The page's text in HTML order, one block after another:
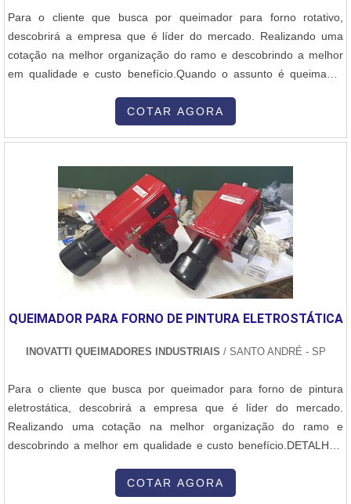
Para o cliente que busca por queimador para forno rotativo,
descobrirá a empresa que é líder do mercado. Realizando uma
cotação na melhor organização do ramo e descobrindo a melhor
em qualidade e custo benefício.Quando o assunto é queimador
encontrar proteção com soluções para estufas, fornos e
caldeiras.MAIS INFORMAÇÕES SOBRE QUEIMADOR PARA
COTAR AGORA
QUEIMADOR PARA FORNO DE PINTURA ELETROSTÁTICA
INOVATTI QUEIMADORES INDUSTRIAIS / SANTO ANDRÉ - SP
Para o cliente que busca por queimador para forno de pintura
eletrostática, descobrirá a empresa que é líder do mercado.
Realizando uma cotação na melhor organização do ramo e
descobrindo a melhor em qualidade e custo benefício.DETALHES
ELETROSTÁTICAQuem procura por queimador para forno de
COTAR AGORA